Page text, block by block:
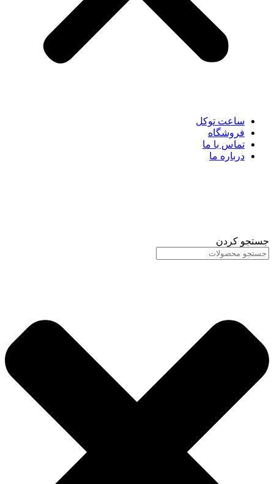
ساعت توکل
فروشگاه
تماس با ما
درباره ما
جستجو کردن